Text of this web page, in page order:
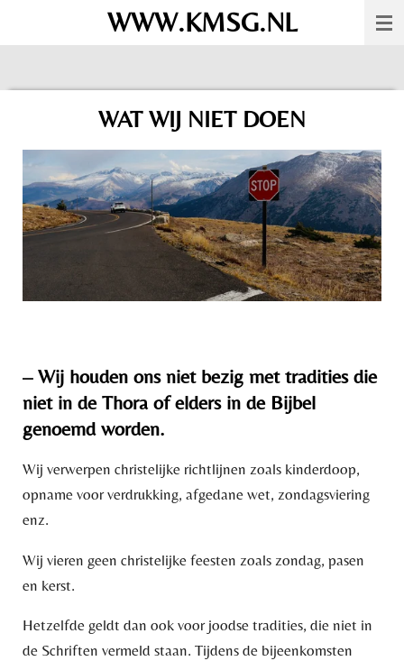
direct
de
WWW.KMSG.NL
WAT WIJ NIET DOEN
– Wij houden ons niet bezig met tradities die
niet in de Thora of elders in de Bijbel
genoemd worden.
Wij verwerpen christelijke richtlijnen zoals kinderdoop,
opname voor verdrukking, afgedane wet, zondagsviering
enz.
Wij vieren geen christelijke feesten zoals zondag, pasen
en kerst.
Hetzelfde geldt dan ook voor joodse tradities, die niet in
de Schriften vermeld staan. Tijdens de bijeenkomsten